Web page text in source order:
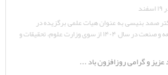
صمد بنیسی به عنوان هیات علمی برگزیده در
همکاری با جامعه و صنعت در سال ۱۴۰۴ از سوی وزارت علوم، تحقیقات و
عزیز و گرامی روزافزون باد ...